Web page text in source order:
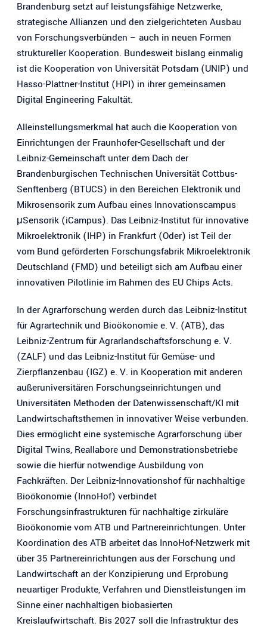
Brandenburg setzt auf leistungsfähige Netzwerke,
strategische Allianzen und den zielgerichteten Ausbau
von Forschungsverbünden – auch in neuen Formen
struktureller Kooperation. Bundesweit bislang einmalig
ist die Kooperation von Universität Potsdam (UNIP) und
Hasso-Plattner-Institut (HPI) in ihrer gemeinsamen
Digital Engineering Fakultät.
Alleinstellungsmerkmal hat auch die Kooperation von
Einrichtungen der Fraunhofer-Gesellschaft und der
Leibniz-Gemeinschaft unter dem Dach der
Brandenburgischen Technischen Universität Cottbus-
Senftenberg (BTUCS) in den Bereichen Elektronik und
Mikrosensorik zum Aufbau eines Innovationscampus
μSensorik (iCampus). Das Leibniz-Institut für innovative
Mikroelektronik (IHP) in Frankfurt (Oder) ist Teil der
vom Bund geförderten Forschungsfabrik Mikroelektronik
Deutschland (FMD) und beteiligt sich am Aufbau einer
innovativen Pilotlinie im Rahmen des EU Chips Acts.
In der Agrarforschung werden durch das Leibniz-Institut
für Agrartechnik und Bioökonomie e. V. (ATB), das
Leibniz-Zentrum für Agrarlandschaftsforschung e. V.
(ZALF) und das Leibniz-Institut für Gemüse- und
Zierpflanzenbau (IGZ) e. V. in Kooperation mit anderen
außeruniversitären Forschungseinrichtungen und
Universitäten Methoden der Datenwissenschaft/KI mit
Landwirtschaftsthemen in innovativer Weise verbunden.
Dies ermöglicht eine systemische Agrarforschung über
Digital Twins, Reallabore und Demonstrationsbetriebe
sowie die hierfür notwendige Ausbildung von
Fachkräften. Der Leibniz-Innovationshof für nachhaltige
Bioökonomie (InnoHof) verbindet
Forschungsinfrastrukturen für nachhaltige zirkuläre
Bioökonomie vom ATB und Partnereinrichtungen. Unter
Koordination des ATB arbeitet das InnoHof-Netzwerk mit
über 35 Partnereinrichtungen aus der Forschung und
Landwirtschaft an der Konzipierung und Erprobung
neuartiger Produkte, Verfahren und Dienstleistungen im
Sinne einer nachhaltigen biobasierten
Kreislaufwirtschaft. Bis 2027 soll die Infrastruktur des